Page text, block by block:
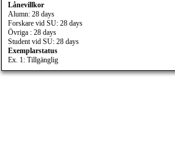
Lånevillkor
Alumn: 28 days
Forskare vid SU: 28 days
Övriga : 28 days
Student vid SU: 28 days
Exemplarstatus
Ex. 1: Tillgänglig